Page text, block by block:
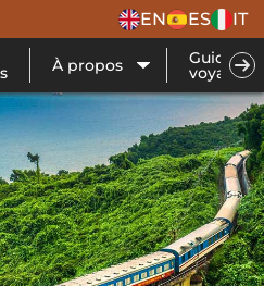
EN ES IT
À propos Guide de
voyage